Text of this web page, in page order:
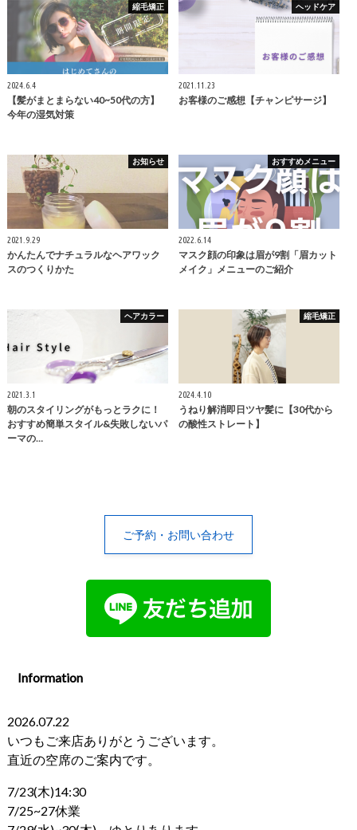
縮毛矯正
2024.6.4
【髪がまとまらない40~50代の方】
今年の湿気対策
ヘッドケア
2021.11.23
お客様のご感想【チャンピサージ】
お知らせ
2021.9.29
かんたんでナチュラルなヘアワック
スのつくりかた
おすすめメニュー
2022.6.14
マスク顔の印象は眉が9割「眉カット
メイク」メニューのご紹介
ヘアカラー
2021.3.1
朝のスタイリングがもっとラクに！
おすすめ簡単スタイル&失敗しないパ
ーマの…
縮毛矯正
2024.4.10
うねり解消即日ツヤ髪に【30代から
の酸性ストレート】
ご予約・お問い合わせ
Information
2026.07.22
いつもご来店ありがとうございます。
直近の空席のご案内です。
7/23(木)14:30
7/25~27休業